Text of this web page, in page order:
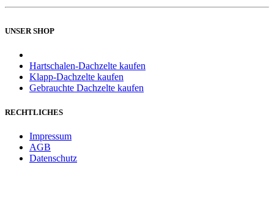
UNSER SHOP
Hartschalen-Dachzelte kaufen
Klapp-Dachzelte kaufen
Gebrauchte Dachzelte kaufen
RECHTLICHES
Impressum
AGB
Datenschutz